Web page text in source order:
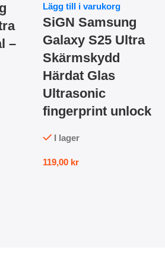
–
Lägg till i varukorg
SiGN Samsung
Galaxy S25 Ultra
Skärmskydd
Härdat Glas
Ultrasonic
fingerprint unlock
I lager
119,00 kr